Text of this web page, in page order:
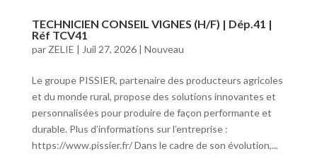
TECHNICIEN CONSEIL VIGNES (H/F) | Dép.41 |
Réf TCV41
par ZELIE | Juil 27, 2026| Nouveau
Le groupe PISSIER, partenaire des producteurs agricoles
et du monde rural, propose des solutions innovantes et
personnalisées pour produire de façon performante et
durable. Plus d’informations sur l’entreprise :
https://www.pissier.fr/ Dans le cadre de son évolution,...